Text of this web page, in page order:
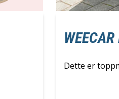
Dette er